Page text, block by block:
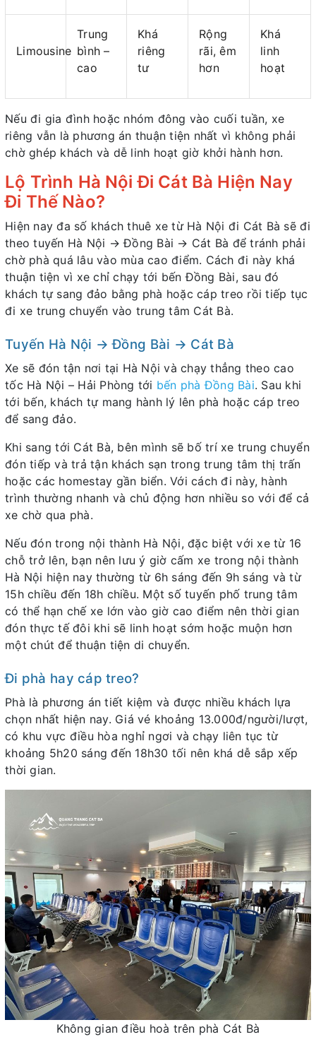
Limousine
Trung
bình –
cao
Khá
riêng
tư
Rộng
rãi, êm
hơn
Khá
linh
hoạt
Nếu đi gia đình hoặc nhóm đông vào cuối tuần, xe
riêng vẫn là phương án thuận tiện nhất vì không phải
chờ ghép khách và dễ linh hoạt giờ khởi hành hơn.
Lộ Trình Hà Nội Đi Cát Bà Hiện Nay
Đi Thế Nào?
Hiện nay đa số khách thuê xe từ Hà Nội đi Cát Bà sẽ đi
theo tuyến Hà Nội → Đồng Bài → Cát Bà để tránh phải
chờ phà quá lâu vào mùa cao điểm. Cách đi này khá
thuận tiện vì xe chỉ chạy tới bến Đồng Bài, sau đó
khách tự sang đảo bằng phà hoặc cáp treo rồi tiếp tục
đi xe trung chuyển vào trung tâm Cát Bà.
Tuyến Hà Nội → Đồng Bài → Cát Bà
Xe sẽ đón tận nơi tại Hà Nội và chạy thẳng theo cao
tốc Hà Nội – Hải Phòng tới bến phà Đồng Bài. Sau khi
tới bến, khách tự mang hành lý lên phà hoặc cáp treo
để sang đảo.
Khi sang tới Cát Bà, bên mình sẽ bố trí xe trung chuyển
đón tiếp và trả tận khách sạn trong trung tâm thị trấn
hoặc các homestay gần biển. Với cách đi này, hành
trình thường nhanh và chủ động hơn nhiều so với để cả
xe chờ qua phà.
Nếu đón trong nội thành Hà Nội, đặc biệt với xe từ 16
chỗ trở lên, bạn nên lưu ý giờ cấm xe trong nội thành
Hà Nội hiện nay thường từ 6h sáng đến 9h sáng và từ
15h chiều đến 18h chiều. Một số tuyến phố trung tâm
có thể hạn chế xe lớn vào giờ cao điểm nên thời gian
đón thực tế đôi khi sẽ linh hoạt sớm hoặc muộn hơn
một chút để thuận tiện di chuyển.
Đi phà hay cáp treo?
Phà là phương án tiết kiệm và được nhiều khách lựa
chọn nhất hiện nay. Giá vé khoảng 13.000đ/người/lượt,
có khu vực điều hòa nghỉ ngơi và chạy liên tục từ
khoảng 5h20 sáng đến 18h30 tối nên khá dễ sắp xếp
thời gian.
Không gian điều hoà trên phà Cát Bà